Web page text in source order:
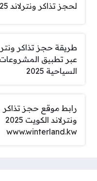
لحجز تذاكر ونترلاند 2025
طريقة حجز تذاكر
عبر تطبيق المشروعات
السياحية 2025
رابط موقع حجز تذاكر
ونترلاند الكويت 2025
www.winterland.kw